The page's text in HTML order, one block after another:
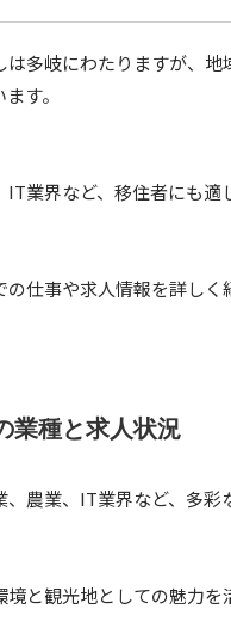
は多岐にわたりますが、
す。
業界など、移住者にも適
仕事や求人情報を詳しく
業種と求人状況
農業、IT業界など、多彩
と観光地としての魅力を